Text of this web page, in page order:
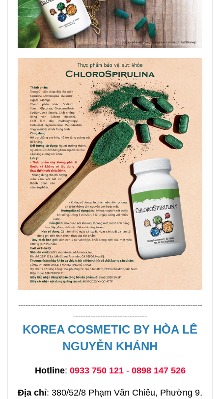
---------------------------------------------------------------------------
------------------------------
KOREA COSMETIC BY HÒA LÊ
NGUYỄN KHÁNH
Hotline: 0933 750 121- 0898 147 526
Địa chỉ: 380/52/8 Phạm Văn Chiêu, Phường 9,